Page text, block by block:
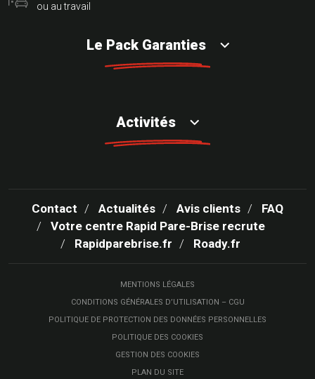
ou au travail
Le Pack Garanties
Activités
Contact Actualités Avis clients
FAQ
Votre centre Rapid Pare-Brise recrute
Rapidparebrise.fr
Roady.fr
MENTIONS LÉGALES
CONDITIONS GÉNÉRALES D’UTILISATION – CGU
POLITIQUE DE PROTECTION DES DONNÉES PERSONNELLES
POLITIQUE DES COOKIES
GESTION DES COOKIES
PLAN DU SITE